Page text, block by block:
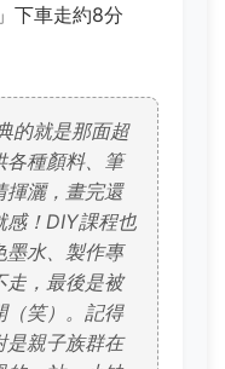
下車走約8分
的就是那面超
各種顏料、筆
揮灑，畫完還
感！DIY課程也
墨水、製作專
走，最後是被
（笑）。記得
是親子族群在